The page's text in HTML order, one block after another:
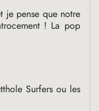
je pense que notre
! La pop
Surfers ou les